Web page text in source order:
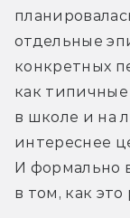
отдельные
конкретных
как
в школе и на
интереснее
И формально
в том, как